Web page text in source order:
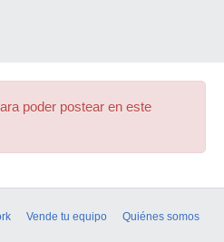
poder postear en este
Vende tu equipo
Quiénes somos